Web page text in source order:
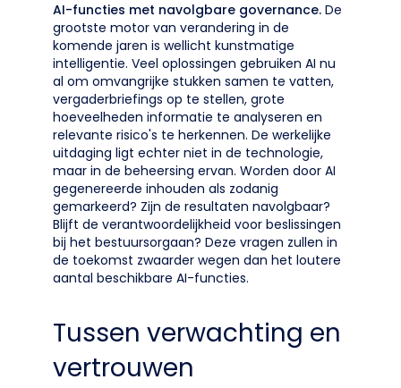
AI-functies met navolgbare governance. De
grootste motor van verandering in de
komende jaren is wellicht kunstmatige
intelligentie. Veel oplossingen gebruiken AI nu
al om omvangrijke stukken samen te vatten,
vergaderbriefings op te stellen, grote
hoeveelheden informatie te analyseren en
relevante risico's te herkennen. De werkelijke
uitdaging ligt echter niet in de technologie,
maar in de beheersing ervan. Worden door AI
gegenereerde inhouden als zodanig
gemarkeerd? Zijn de resultaten navolgbaar?
Blijft de verantwoordelijkheid voor beslissingen
bij het bestuursorgaan? Deze vragen zullen in
de toekomst zwaarder wegen dan het loutere
aantal beschikbare AI-functies.
Tussen verwachting en
vertrouwen